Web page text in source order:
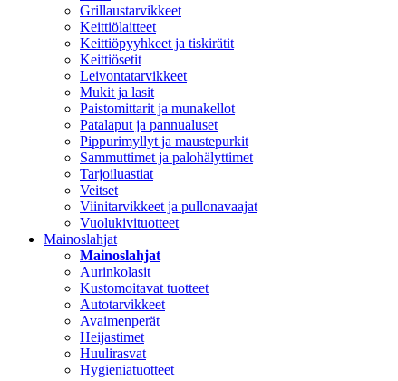
Grillaustarvikkeet
Keittiölaitteet
Keittiöpyyhkeet ja tiskirätit
Keittiösetit
Leivontatarvikkeet
Mukit ja lasit
Paistomittarit ja munakellot
Patalaput ja pannualuset
Pippurimyllyt ja maustepurkit
Sammuttimet ja palohälyttimet
Tarjoiluastiat
Veitset
Viinitarvikkeet ja pullonavaajat
Vuolukivituotteet
Mainoslahjat
Mainoslahjat
Aurinkolasit
Kustomoitavat tuotteet
Autotarvikkeet
Avaimenperät
Heijastimet
Huulirasvat
Hygieniatuotteet